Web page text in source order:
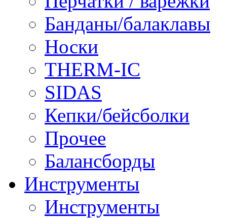
Банданы/балаклавы
Носки
THERM-IC
SIDAS
Кепки/бейсболки
Прочее
Балансборды
Инструменты
Инструменты